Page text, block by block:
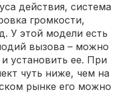
действия, система
громкости,
У этой модели есть
вызова – можно
установить ее. При
чуть ниже, чем на
рынке его можно